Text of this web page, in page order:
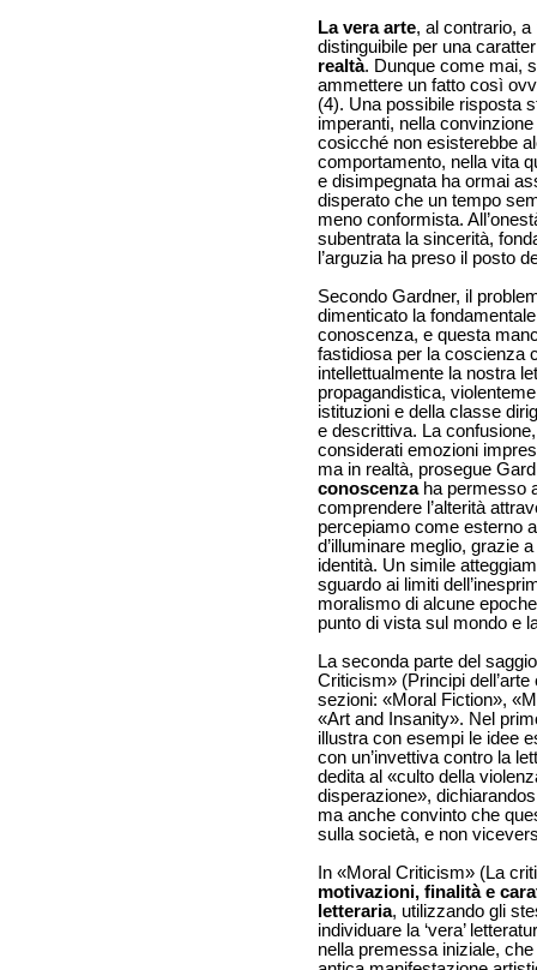
La vera arte, al contrario,
distinguibile per una
realtà. Dunque come mai,
ammettere un fatto così
(4). Una possibile risposta
imperanti, nella
cosicché non esisterebbe
comportamento, nella vita
e disimpegnata ha ormai
disperato che un tempo
meno conformista.
subentrata la sincerità,
l’arguzia ha preso il posto
Secondo Gardner, il
dimenticato la
conoscenza, e questa
fastidiosa per la coscienza
intellettualmente la nostra
propagandistica,
istituzioni e della classe
e descrittiva. La
considerati emozioni
ma in realtà, prosegue
conoscenzaha permesso
comprendere l’alterità
percepiamo come esterno
d’illuminare meglio, grazie
identità. Un simile
sguardo ai limiti
moralismo di alcune
punto di vista sul mondo e
La seconda parte del
Criticism» (Principi
sezioni: «Moral Fiction»,
«Art and Insanity». Nel
illustra con esempi le idee
con un’invettiva contro la
dedita al «culto della
disperazione»,
ma anche convinto che
sulla società, e non
In «Moral Criticism» (La
motivazioni, finalità e
letteraria, utilizzando gli
individuare la ‘vera’
nella premessa iniziale,